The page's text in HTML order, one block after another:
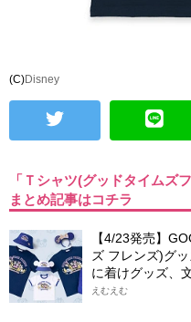
(C)Disney
「Ｔシャツ(グッドタイムズ
まとめ記事はコチラ
【4/23発売】
ズ フレンズ)グ
に着けグッズ、
えむえむ